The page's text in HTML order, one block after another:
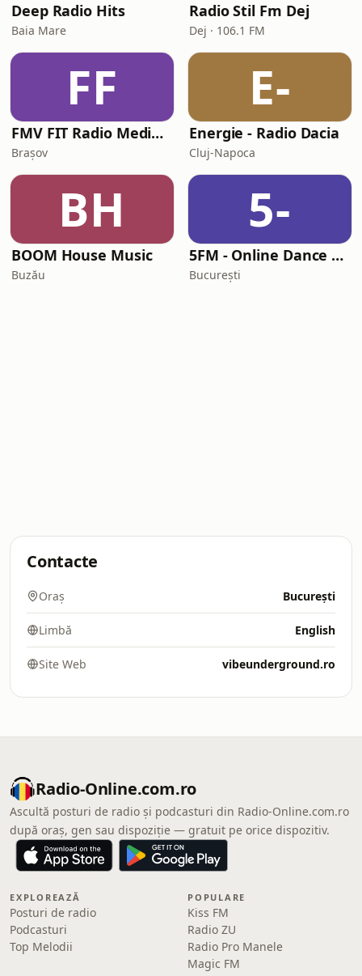
Deep Radio Hits
Baia Mare
Radio Stil Fm Dej
Dej · 106.1 FM
FF
FMV FIT Radio Medium Energy
Brașov
E-
Energie - Radio Dacia
Cluj-Napoca
BH
BOOM House Music
Buzău
5-
5FM - Online Dance Station
București
Contacte
Oraș București
Limbă English
Site Web vibeunderground.ro
Radio-Online.com.ro
Ascultă posturi de radio și podcasturi din Radio-Online.com.ro
după oraș, gen sau dispoziție — gratuit pe orice dispozitiv.
EXPLOREAZĂ
Posturi de radio
Podcasturi
Top Melodii
POPULARE
Kiss FM
Radio ZU
Radio Pro Manele
Magic FM